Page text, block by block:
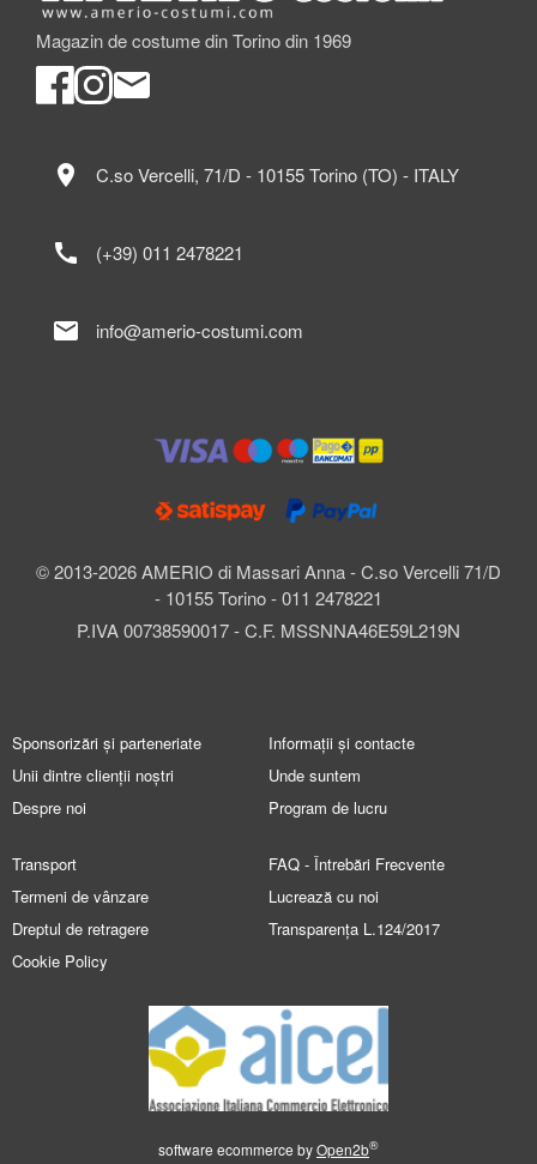
Magazin de costume din Torino din 1969
© 2013-2026 AMERIO di Massari Anna - C.so Vercelli 71/D
- 10155 Torino - 011 2478221
P.IVA 00738590017 - C.F. MSSNNA46E59L219N
location_on C.so Vercelli, 71/D - 10155 Torino (TO) - ITALY
call (+39) 011 2478221
mail info@amerio-costumi.com
Sponsorizări și parteneriate
Unii dintre clienții noștri
Despre noi
Informații și contacte
Unde suntem
Program de lucru
Transport
Termeni de vânzare
Dreptul de retragere
Cookie Policy
FAQ - Întrebări Frecvente
Lucrează cu noi
Transparența L.124/2017
software ecommerce byOpen2b®